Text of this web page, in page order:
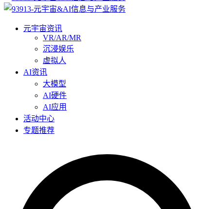
元宇宙资讯
VR/AR/MR
沉浸娱乐
虚拟人
AI资讯
大模型
AI硬件
AI应用
活动中心
专题推荐